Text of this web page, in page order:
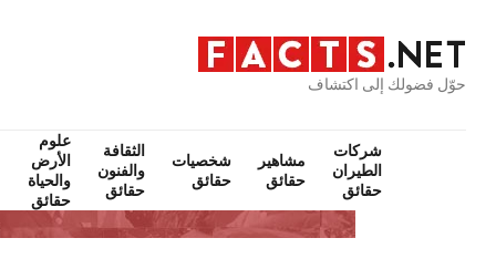
حوّل فضولك إلى اكتشاف
شركات
الطيران
حقائق
مشاهير
حقائق
شخصيات
حقائق
الثقافة
والفنون
حقائق
علوم
الأرض
والحياة
حقائق